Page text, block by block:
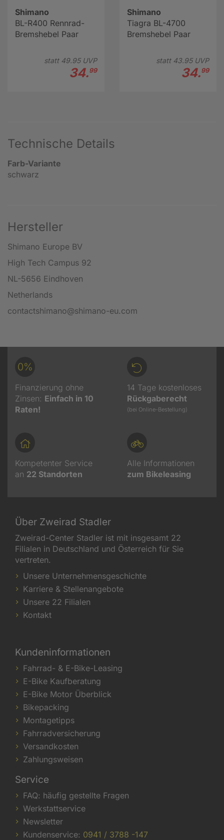
Shimano
BL-R400 Rennrad-
Bremshebel Paar
statt 49.95UVP
34.99
Shimano
Tiagra BL-4700
Bremshebel Paar
statt 43.95UVP
34.99
Technische Details
Farb-Variante
schwarz
Hersteller
Shimano Europe BV
High Tech Campus 92
NL-5656 Eindhoven
Netherlands
contactshimano@shimano-eu.com
0%
Finanzierung ohne
Zinsen: Einfach in 10
Raten!
14 Tage kostenloses
Rückgaberecht
(bei Online-Bestellung)
Kompetenter Service
an 22 Standorten
Alle Informationen
zum Bikeleasing
Über Zweirad Stadler
Zweirad-Center Stadler ist mit insgesamt 22
Filialen in Deutschland und Österreich für Sie
vertreten.
Unsere Unternehmensgeschichte
Karriere & Stellenangebote
Unsere 22 Filialen
Kontakt
Kundeninformationen
Fahrrad- & E-Bike-Leasing
E-Bike Kaufberatung
E-Bike Motor Überblick
Bikepacking
Montagetipps
Fahrradversicherung
Versandkosten
Zahlungsweisen
Service
FAQ: häufig gestellte Fragen
Werkstattservice
Newsletter
Kundenservice: 0941 / 3788 -147